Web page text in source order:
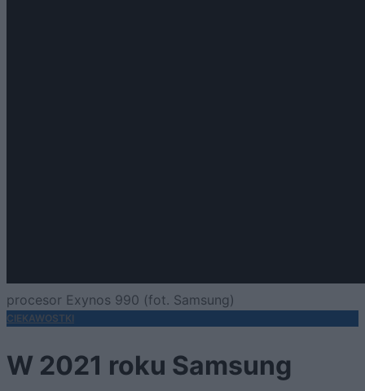
procesor Exynos 990 (fot. Samsung)
CIEKAWOSTKI
W 2021 roku Samsung